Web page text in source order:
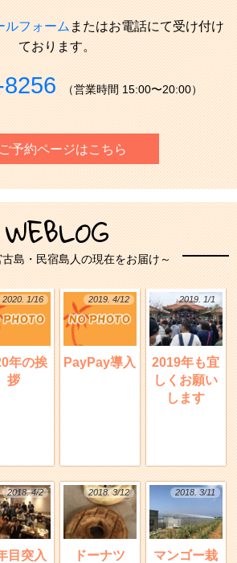
ルフォームまたはお電話にて受け付け
ております。
（営業時間 15:00〜20:00）
予約ページはこちら
WEBLOG
島・民宿島人の現在をお届け～
2020. 1/16
年の挨
拶
2019. 4/12
PayPay導入
2019. 1/1
2019年も宜
しくお願い
します
2018. 4/2
目突入
2018. 3/12
ドーナツ
2018. 3/11
マンゴー栽